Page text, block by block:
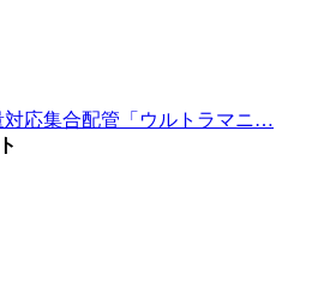
応集合配管「ウルトラマニ…